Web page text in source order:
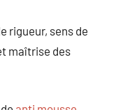
rigueur, sens de
maîtrise des